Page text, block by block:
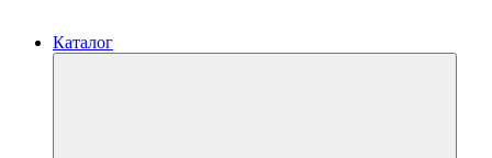
Каталог